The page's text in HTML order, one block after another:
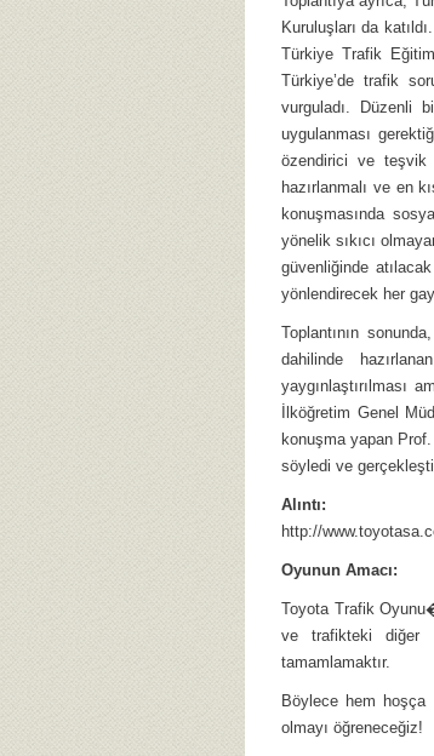
Kuruluşları da
Türkiye Trafik
Türkiye’de trafik
vurguladı. Düzenli
uygulanması
özendirici ve teşvik
hazırlanmalı ve en
konuşmasında
yönelik sıkıcı
güvenliğinde
yönlendirecek her
Toplantının
dahilinde
yaygınlaştırılması
İlköğretim Genel
konuşma yapan
söyledi ve
Alıntı:
http://
Oyunun Amacı:
Toyota Trafik
ve trafikteki diğer
tamamlamaktır.
Böylece hem hoşça
olmayı öğreneceğiz!